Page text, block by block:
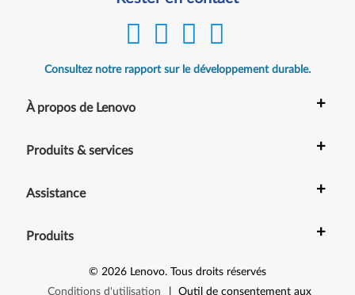
Consultez notre rapport sur le développement durable.
À propos de Lenovo +
Produits & services +
Assistance +
Produits +
© 2026 Lenovo. Tous droits réservés
Conditions d'utilisation
Outil de consentement aux